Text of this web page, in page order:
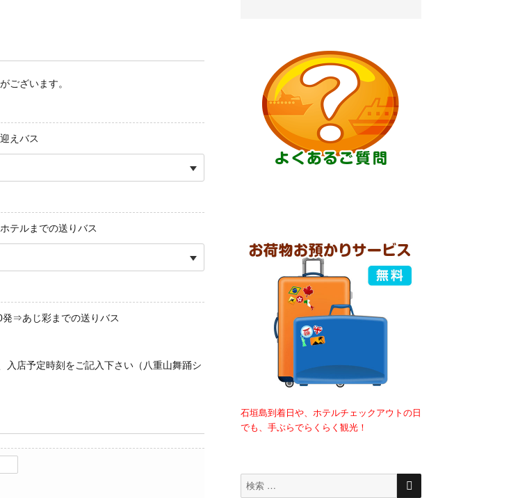
ございます。
えバス
テルまでの送りバス
⇒あじ彩までの送りバス
店予定時刻をご記入下さい（八重山舞踊シ
石垣島到着日や、ホテルチェックアウトの日
でも、手ぶらでらくらく観光！
検
索
検